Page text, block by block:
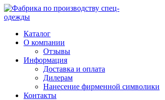
Каталог
О компании
Отзывы
Информация
Доставка и оплата
Дилерам
Нанесение фирменной символики
Контакты